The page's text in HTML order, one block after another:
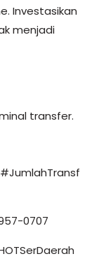
Investasikan
menjadi
transfer.
0707